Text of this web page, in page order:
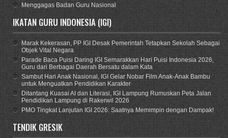
Menggagas Badan Guru Nasional
IKATAN GURU INDONESIA (IGI)
Marak Kekerasan, PP IGI Desak Pemerintah Tetapkan Sekolah Sebagai
Objek Vital Negara
Parade Baca Puisi Daring IGI Semarakkan Hari Puisi Indonesia 2026,
Guru dari Berbagai Daerah Bersatu dalam Kata
Sambut Hari Anak Nasional, IGI Gelar Nobar Film Anak-Anak Bambu
untuk Menguatkan Pendidikan Karakter
Ditantang Kuasai AI dan Literasi, IGI Lampung Rumuskan Peta Jalan
Pendidikan Lampung di Rakerwil 2026
PMO Tingkat Lanjutan IGI 2026: Saatnya Memimpin dengan Dampak!
TENDIK GRESIK